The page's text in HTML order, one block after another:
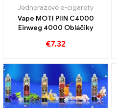
Jednorazové e-cigarety
Vape MOTI PIIN C4000
Einweg 4000 Obláčiky
€7.32